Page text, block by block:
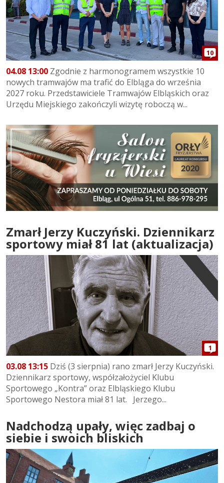
10
04.08 13:00 Zgodnie z harmonogramem wszystkie 10
nowych tramwajów ma trafić do Elbląga do września
2027 roku. Przedstawiciele Tramwajów Elbląskich oraz
Urzędu Miejskiego zakończyli wizytę roboczą w...
Zmarł Jerzy Kuczyński. Dziennikarz
sportowy miał 81 lat (aktualizacja)
1
03.08 13:15 Dziś (3 sierpnia) rano zmarł Jerzy Kuczyński.
Dziennikarz sportowy, współzałożyciel Klubu
Sportowego „Kontra” oraz Elbląskiego Klubu
Sportowego Nestora miał 81 lat. Jerzego...
Nadchodzą upały, więc zadbaj o
siebie i swoich bliskich